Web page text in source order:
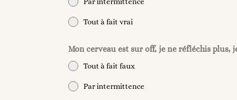
Tout à fait vrai
Mon cerveau est sur off, je ne réfléchis plus,
Tout à fait faux
Par intermittence